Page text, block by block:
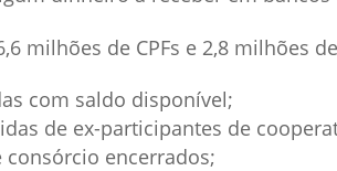
milhões de CPFs e 2,8 milhões
com saldo disponível;
de ex-participantes de
encerrados;